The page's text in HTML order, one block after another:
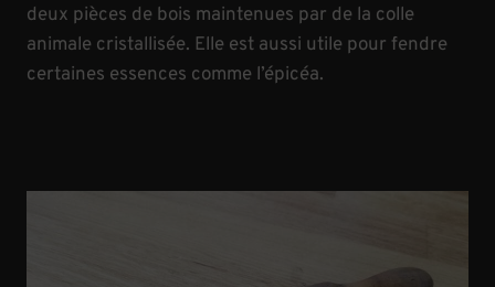
deux pièces de bois maintenues par de la colle
animale cristallisée. Elle est aussi utile pour fendre
certaines essences comme l’épicéa.